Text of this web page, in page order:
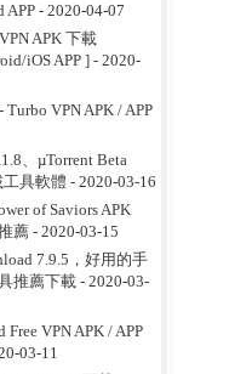
APP- 2020-04-07
APK 下載
iOS APP ]- 2020-
VPN APK / APP
、µTorrent Beta
工具軟體 - 2020-03-16
of Saviors APK
薦- 2020-03-15
7.9.5，好用的手
推薦下載- 2020-03-
VPN APK / APP
03-11